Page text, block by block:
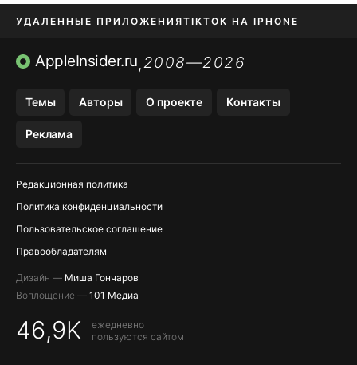
УДАЛЕННЫЕ ПРИЛОЖЕНИЯTIKTOK НА IPHONE
ПРИЛОЖЕНИЯ БЕЗ APP STORE
AppleInsider.ru,2008—2026
Темы Авторы О проекте Контакты
Реклама
Редакционная политика
Политика конфиденциальности
Пользовательское соглашение
Правообладателям
Дизайн — Миша Гончаров
Воплощение — 101 Медиа
46,9K
ежедневно
пользуются сайтом